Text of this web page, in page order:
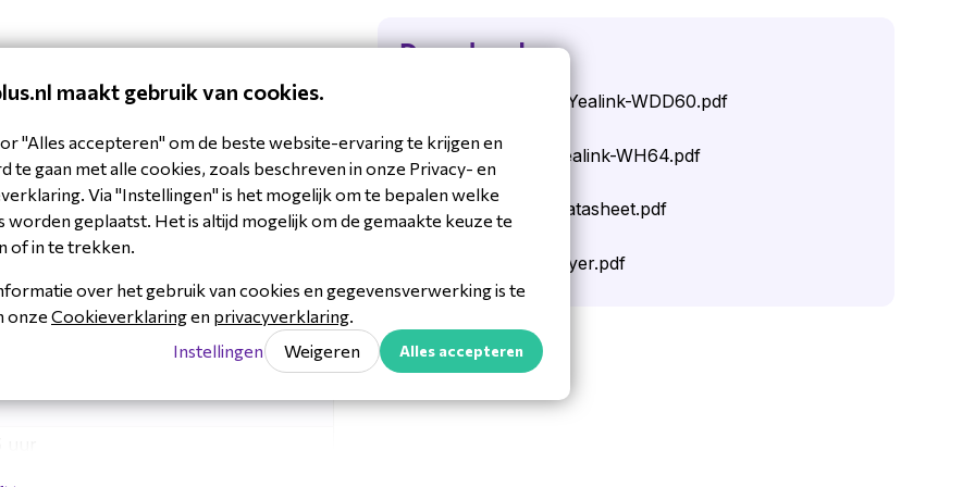
gebruik, waarmee je het
kunt bedienen en de
headset gaat het opladen via
te worden aangeschaft.
Dual UC?
uur
Downloads
Datasheet-ENG-Yealink-WDD60.pdf
Datasheet-FR-Yealink-WH64.pdf
WH64 Hybrid Datasheet.pdf
WH64 Hybrid Flyer.pdf
maakt gebruik van cookies.
"Alles accepteren" om de beste website-ervaring te krijgen en
te gaan met alle cookies, zoals beschreven in onze Privacy- en
Via "Instellingen" is het mogelijk om te bepalen welke
worden geplaatst. Het is altijd mogelijk om de gemaakte keuze te
of in te trekken.
over het gebruik van cookies en gegevensverwerking is te
onze Cookieverklaringen privacyverklaring
Instellingen
Weigeren Alles accepteren